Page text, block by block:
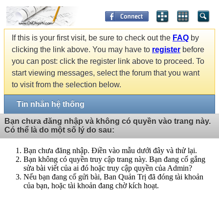
If this is your first visit, be sure to check out the FAQ by
clicking the link above. You may have to register before
you can post: click the register link above to proceed. To
start viewing messages, select the forum that you want
to visit from the selection below.
Tin nhắn hệ thống
Bạn chưa đăng nhập và không có quyền vào trang này.
Có thể là do một số lý do sau:
Bạn chưa đăng nhập. Điền vào mẫu dưới đây và thử lại.
Bạn không có quyền truy cập trang này. Bạn đang cố gắng
sửa bài viết của ai đó hoặc truy cập quyền của Admin?
Nếu bạn đang cố gửi bài, Ban Quản Trị đã đóng tài khoản
của bạn, hoặc tài khoản đang chờ kích hoạt.